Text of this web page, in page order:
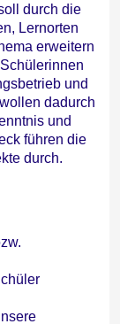
durch die
Lernorten
erweitern
und
dadurch
und
führen die
durch.